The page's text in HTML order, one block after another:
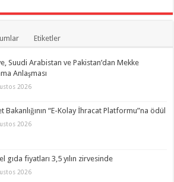
Etiketler
Suudi Arabistan ve Pakistan’dan Mekke
Anlaşması
2026
Bakanlığının “E-Kolay İhracat Platformu”na ödül
2026
gıda fiyatları 3,5 yılın zirvesinde
2026